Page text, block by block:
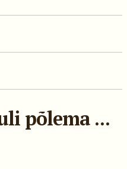
põlema ...